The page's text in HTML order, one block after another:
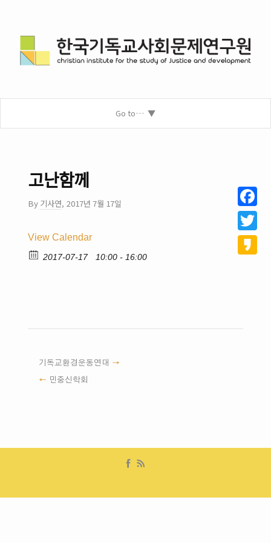
Go to…
고난함께
By 기사연, 2017년 7월 17일
View Calendar
2017-07-17 10:00 - 16:00
기독교환경운동연대
민중신학회
Twitter